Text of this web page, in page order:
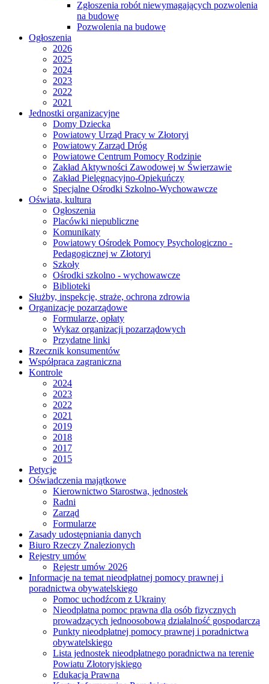
Zgłoszenia robót niewymagających pozwolenia
na budowę
Pozwolenia na budowę
Ogłoszenia
2026
2025
2024
2023
2022
2021
Jednostki organizacyjne
Domy Dziecka
Powiatowy Urząd Pracy w Złotoryi
Powiatowy Zarząd Dróg
Powiatowe Centrum Pomocy Rodzinie
Zakład Aktywności Zawodowej w Świerzawie
Zakład Pielęgnacyjno-Opiekuńczy
Specjalne Ośrodki Szkolno-Wychowawcze
Oświata, kultura
Ogłoszenia
Placówki niepubliczne
Komunikaty
Powiatowy Ośrodek Pomocy Psychologiczno -
Pedagogicznej w Złotoryi
Szkoły
Ośrodki szkolno - wychowawcze
Biblioteki
Służby, inspekcje, straże, ochrona zdrowia
Organizacje pozarządowe
Formularze, opłaty
Wykaz organizacji pozarządowych
Przydatne linki
Rzecznik konsumentów
Współpraca zagraniczna
Kontrole
2024
2023
2022
2021
2019
2018
2017
2015
Petycje
Oświadczenia majątkowe
Kierownictwo Starostwa, jednostek
Radni
Zarząd
Formularze
Zasady udostępniania danych
Biuro Rzeczy Znalezionych
Rejestry umów
Rejestr umów 2026
Informacje na temat nieodpłatnej pomocy prawnej i
poradnictwa obywatelskiego
Pomoc uchodźcom z Ukrainy
Nieodpłatna pomoc prawna dla osób fizycznych
prowadzących jednoosobową działalność gospodarczą
Punkty nieodpłatnej pomocy prawnej i poradnictwa
obywatelskiego
Lista jednostek nieodpłatnego poradnictwa na terenie
Powiatu Złotoryjskiego
Edukacja Prawna